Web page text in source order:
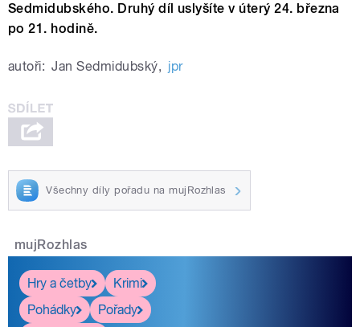
Sedmidubského. Druhý díl uslyšíte v úterý 24. března
po 21. hodině.
autoři: Jan Sedmidubský, jpr
Všechny díly pořadu na mujRozhlas
mujRozhlas
Hry a četby
Krimi
Pohádky
Pořady